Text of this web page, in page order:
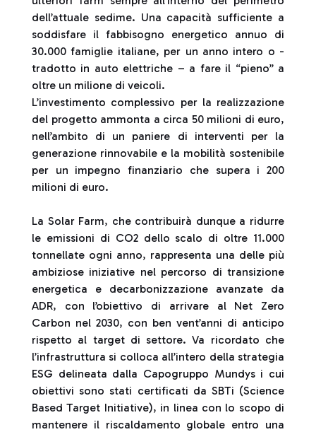
dell’attuale sedime. Una capacità sufficiente a
soddisfare il fabbisogno energetico annuo di
30.000 famiglie italiane, per un anno intero o -
tradotto in auto elettriche – a fare il “pieno” a
oltre un milione di veicoli.
L’investimento complessivo per la realizzazione
del progetto ammonta a circa 50 milioni di euro,
nell’ambito di un paniere di interventi per la
generazione rinnovabile e la mobilità sostenibile
per un impegno finanziario che supera i 200
milioni di euro.
La Solar Farm, che contribuirà dunque a ridurre
le emissioni di CO2 dello scalo di oltre 11.000
tonnellate ogni anno, rappresenta una delle più
ambiziose iniziative nel percorso di transizione
energetica e decarbonizzazione avanzate da
ADR, con l’obiettivo di arrivare al Net Zero
Carbon nel 2030, con ben vent’anni di anticipo
rispetto al target di settore. Va ricordato che
l’infrastruttura si colloca all’intero della strategia
ESG delineata dalla Capogruppo Mundys i cui
obiettivi sono stati certificati da SBTi (Science
Based Target Initiative), in linea con lo scopo di
mantenere il riscaldamento globale entro una